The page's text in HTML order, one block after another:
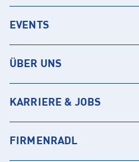
EVENTS
ÜBER UNS
KARRIERE & JOBS
FIRMENRADL